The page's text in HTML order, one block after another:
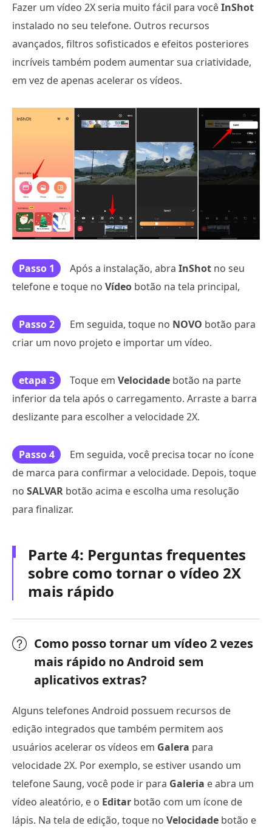
Fazer um vídeo 2X seria muito fácil para vocêInShot
instalado no seu telefone. Outros recursos
avançados, filtros sofisticados e efeitos posteriores
incríveis também podem aumentar sua criatividade,
em vez de apenas acelerar os vídeos.
Passo 1 Após a instalação, abra InShot no seu
telefone e toque no Vídeo botão na tela principal,
Passo 2 Em seguida, toque no NOVO botão para
criar um novo projeto e importar um vídeo.
etapa 3 Toque em Velocidade botão na parte
inferior da tela após o carregamento. Arraste a barra
deslizante para escolher a velocidade 2X.
Passo 4
Em seguida, você precisa tocar no ícone
de marca para confirmar a velocidade. Depois, toque
no SALVAR botão acima e escolha uma resolução
para finalizar.
Parte 4: Perguntas frequentes
sobre como tornar o vídeo 2X
mais rápido
Como posso tornar um vídeo 2 vezes
mais rápido no Android sem
aplicativos extras?
Alguns telefones Android possuem recursos de
edição integrados que também permitem aos
usuários acelerar os vídeos em Galera para
velocidade 2X. Por exemplo, se estiver usando um
telefone Saung, você pode ir para Galeria e abra um
vídeo aleatório, e o Editar botão com um ícone de
lápis. Na tela de edição, toque no Velocidade botão e